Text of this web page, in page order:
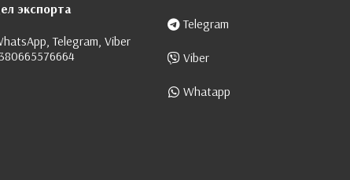
экспорта
Telegram, Viber
Telegram
Viber
Whatapp